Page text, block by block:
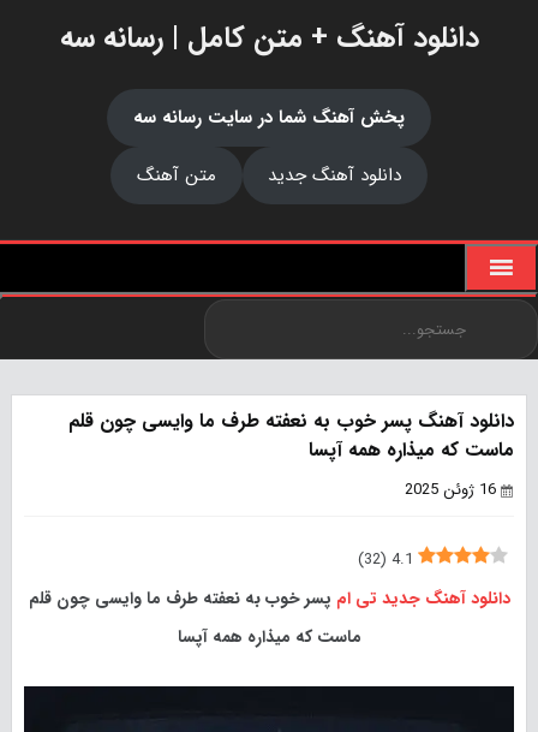
دانلود آهنگ + متن کامل | رسانه سه
پخش آهنگ شما در سایت رسانه سه
دانلود آهنگ جدید
متن آهنگ
دانلود آهنگ پسر خوب به نعفته طرف ما وایسی چون قلم
ماست که میذاره همه آپسا
16 ژوئن 2025
4.1
(
32
)
دانلود آهنگ جدید تی ام پسر خوب به نعفته طرف ما وایسی چون قلم
ماست که میذاره همه آپسا